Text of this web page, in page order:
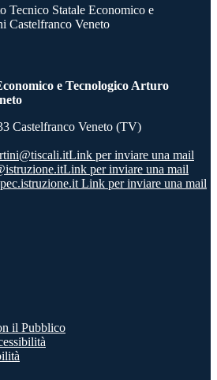
Tecnico Statale Economico e
Castelfranco Veneto
e Tecnologico Arturo
Castelfranco Veneto (TV)
Link per inviare una mail
Link per inviare una mail
Link per inviare una mail
il Pubblico